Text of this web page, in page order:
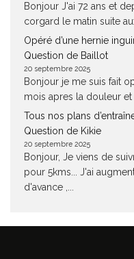
Bonjour J'ai 72 ans et
corgard le matin suite
Opéré d’une hernie
Question de Baillot
20 septembre 2025
Bonjour je me suis fait
mois apres la douleur et
Tous nos plans
Question de Kikie
20 septembre 2025
Bonjour, Je viens de
pour 5kms... J'ai
d'avance ,...